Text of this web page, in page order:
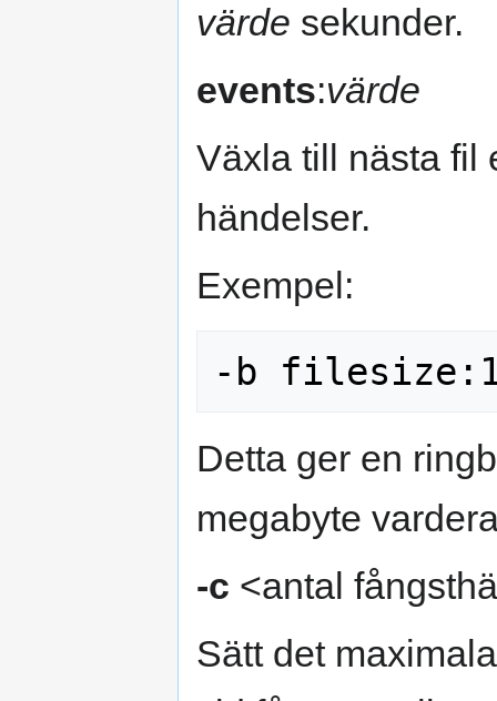
värde sekunder.
events:värde
Växla till nästa fil
händelser.
Exempel:
Detta ger en
megabyte
-c <antal
Sätt det